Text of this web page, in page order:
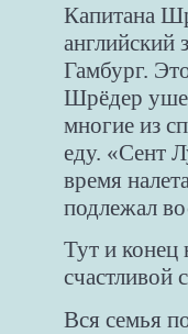
Капитана
английский
Гамбург.
Шрёдер
многие из
еду. «Сент
время
подлежал
Тут и конец
счастливой
Вся семья